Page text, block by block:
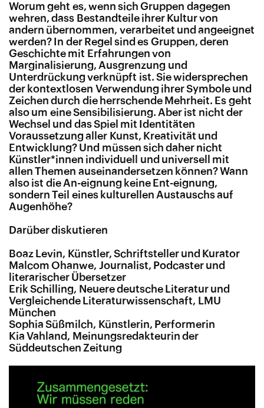
Worum geht es, wenn sich Gruppen dagegen
wehren, dass Bestandteile ihrer Kultur von
andern übernommen, verarbeitet und angeeignet
werden? In der Regel sind es Gruppen, deren
Geschichte mit Erfahrungen von
Marginalisierung, Ausgrenzung und
Unterdrückung verknüpft ist. Sie widersprechen
der kontextlosen Verwendung ihrer Symbole und
Zeichen durch die herrschende Mehrheit. Es geht
also um eine Sensibilisierung. Aber ist nicht der
Wechsel und das Spiel mit Identitäten
Voraussetzung aller Kunst, Kreativität und
Entwicklung? Und müssen sich daher nicht
Künstler*innen individuell und universell mit
allen Themen auseinandersetzen können? Wann
also ist die An-eignung keine Ent-eignung,
sondern Teil eines kulturellen Austauschs auf
Augenhöhe?
Darüber diskutieren
Boaz Levin, Künstler, Schriftsteller und Kurator
Malcom Ohanwe, Journalist, Podcaster und
literarischer Übersetzer
Erik Schilling, Neuere deutsche Literatur und
Vergleichende Literaturwissenschaft, LMU
München
Sophia Süßmilch, Künstlerin, Performerin
Kia Vahland, Meinungsredakteurin der
Süddeutschen Zeitung